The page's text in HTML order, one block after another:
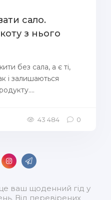
сало.
з нього
без сала, а є ті,
і залишаються
43 484 0
ваш щоденний гід у
Від перевірених